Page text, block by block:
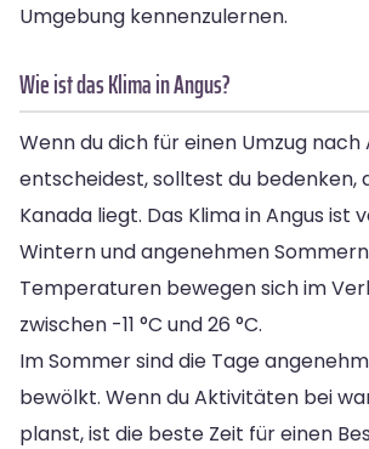
Umgebung kennenzulernen.
Wie ist das Klima in Angus?
Wenn du dich für einen Umzug nach
entscheidest, solltest du bedenken,
Kanada liegt. Das Klima in Angus ist
Wintern und angenehmen
Temperaturen bewegen sich im
zwischen -11 °C und 26 °C.
Im Sommer sind die Tage
bewölkt. Wenn du Aktivitäten bei
planst, ist die beste Zeit für einen